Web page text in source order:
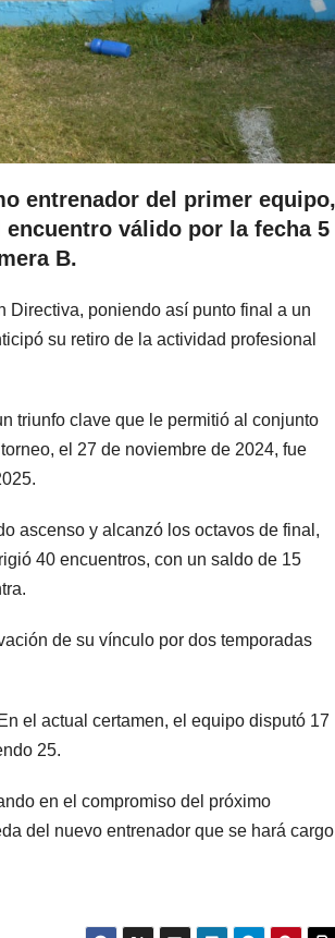
entrenador del primer equipo,
encuentro válido por la fecha 5
B.
Directiva, poniendo así punto final a un
su retiro de la actividad profesional
triunfo clave que le permitió al conjunto
el 27 de noviembre de 2024, fue
ascenso y alcanzó los octavos de final,
40 encuentros, con un saldo de 15
de su vínculo por dos temporadas
el actual certamen, el equipo disputó 17
25.
en el compromiso del próximo
del nuevo entrenador que se hará cargo